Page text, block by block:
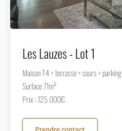
Les Lauzes - Lot 1
Maison T4 + terrasse + cours + parking
Surface 71m²
Prix : 125 000€